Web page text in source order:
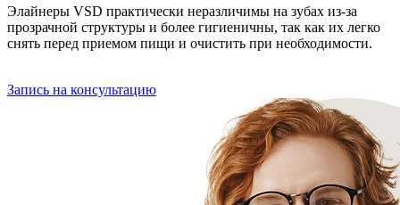
Элайнеры VSD практически неразличимы на зубах из-за
прозрачной структуры и более гигиеничны, так как их легко
снять перед приемом пищи и очистить при необходимости.
Запись на консультацию